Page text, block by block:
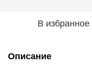
В избранное
Описание